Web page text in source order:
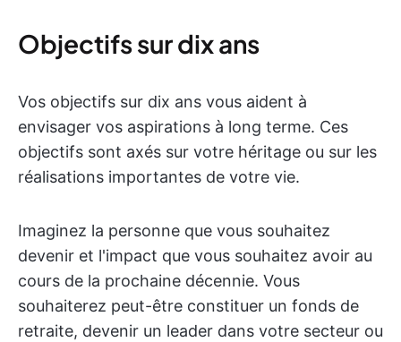
Objectifs sur dix ans
Vos objectifs sur dix ans vous aident à
envisager vos aspirations à long terme. Ces
objectifs sont axés sur votre héritage ou sur les
réalisations importantes de votre vie.
Imaginez la personne que vous souhaitez
devenir et l'impact que vous souhaitez avoir au
cours de la prochaine décennie. Vous
souhaiterez peut-être constituer un fonds de
retraite, devenir un leader dans votre secteur ou